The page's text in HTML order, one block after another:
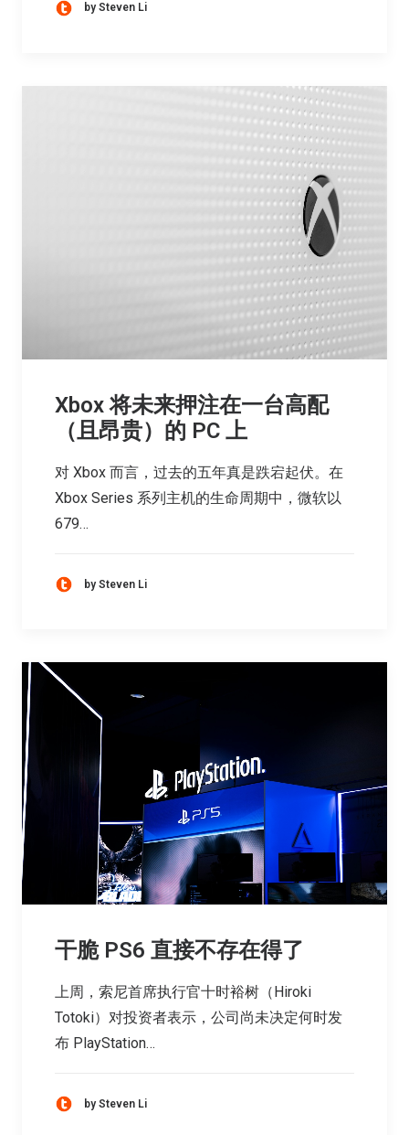
by Steven Li
Xbox 将未来押注在一台高配
（且昂贵）的 PC 上
对 Xbox 而言，过去的五年真是跌宕起伏。在
Xbox Series 系列主机的生命周期中，微软以
679…
by Steven Li
干脆 PS6 直接不存在得了
上周，索尼首席执行官十时裕树（Hiroki
Totoki）对投资者表示，公司尚未决定何时发
布 PlayStation…
by Steven Li